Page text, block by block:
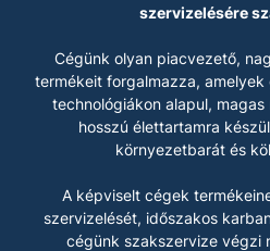
szervizelésére
Cégünk olyan piacvezető,
termékeit forgalmazza,
technológiákon alapul,
hosszú élettartamra
környezetbarát és
A képviselt cégek
szervizelését, időszakos
cégünk szakszervize végzi